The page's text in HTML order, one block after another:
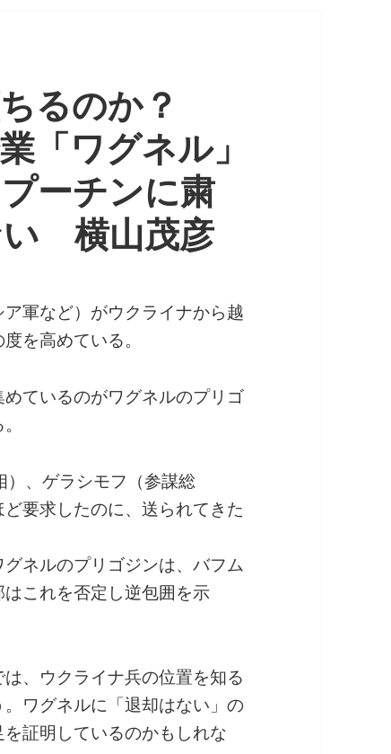
るのか？
「ワグネル」
ーチンに粛
い 横山茂彦
軍など）がウクライナから越
を高めている。
ているのがワグネルのプリゴ
）、ゲラシモフ（参謀総
要求したのに、送られてきた
ネルのプリゴジンは、バフム
これを否定し逆包囲を示
、ウクライナ兵の位置を知る
ワグネルに「退却はない」の
証明しているのかもしれな